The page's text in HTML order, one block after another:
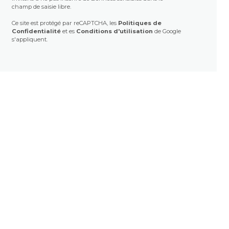
champ de saisie libre.
Ce site est protégé par reCAPTCHA, les Politiques de
Confidentialitéet es Conditions d'utilisation de Google
s'appliquent.